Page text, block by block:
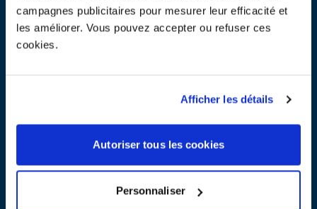
campagnes publicitaires pour mesurer leur efficacité et
les améliorer. Vous pouvez accepter ou refuser ces
cookies.
Afficher les détails
Autoriser tous les cookies
Personnaliser
Consulter les montants des Bonus Réparation
Toutes les réponses à vos questions sur la réparation